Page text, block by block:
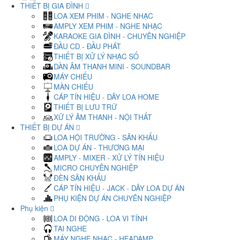
THIẾT BỊ GIA ĐÌNH
LOA XEM PHIM - NGHE NHẠC
AMPLY XEM PHIM - NGHE NHẠC
KARAOKE GIA ĐÌNH - CHUYÊN NGHIỆP
ĐẦU CD - ĐẦU PHÁT
THIẾT BỊ XỬ LÝ NHẠC SỐ
DÀN ÂM THANH MINI - SOUNDBAR
MÁY CHIẾU
MÀN CHIẾU
CÁP TÍN HIỆU - DÂY LOA HOME
THIẾT BỊ LƯU TRỮ
XỬ LÝ ÂM THANH - NỘI THẤT
THIẾT BỊ DỰ ÁN
LOA HỘI TRƯỜNG - SÂN KHẤU
LOA DỰ ÁN - THƯƠNG MẠI
AMPLY - MIXER - XỬ LÝ TÍN HIỆU
MICRO CHUYÊN NGHIỆP
ĐÈN SÂN KHẤU
CÁP TÍN HIỆU - JACK - DÂY LOA DỰ ÁN
PHỤ KIỆN DỰ ÁN CHUYÊN NGHIỆP
Phụ kiện
LOA DI ĐỘNG - LOA VI TÍNH
TAI NGHE